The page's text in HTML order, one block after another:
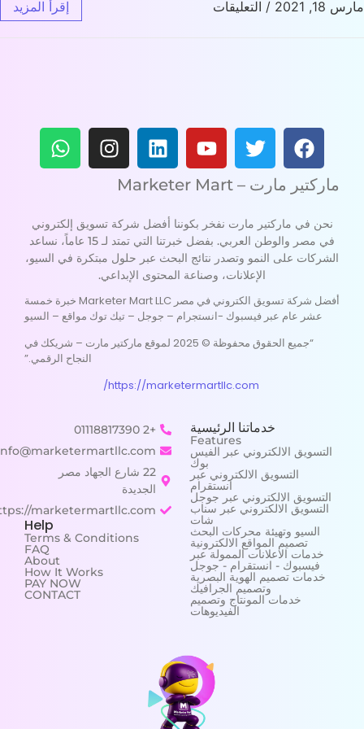
2021
/ التعليقات إقرأ المزيد
ماركتير مارت – Marketer Mart
نحن في ماركتير مارت نفخر بكوننا أفضل شركة تسويق إلكتروني
في مصر والوطن العربي. بفضل خبرتنا التي تمتد لـ 15 عاماً، نساعد
الشركات على النمو وتصدر نتائج البحث عبر حلول مبتكرة في السيو،
الإعلانات، وصناعة المحتوى الإبداعي.
أفضل شركة تسويق الكتروني في مصر Marketer Mart LLC خبرة خمسة
عشر عام عبر فيسبوك -انستجرام – جوجل – تيك توك مواقع – السيو
“جميع الحقوق محفوظة © 2025 لموقع ماركتير مارت – شريكك في
النجاح الرقمي.”
خدماتنا الرئيسية
Features
التسويق الالكتروني عبر الفيس
بوك
التسويق الالكتروني عبر
انستقرام
التسويق الالكتروني عبر جوجل
التسويق الالكتروني عبر سناب
شات
السيو وتهيئة محركات البحث
تصميم المواقع الالكترونية
خدمات الاعلانات الممولة عبر
فيسبوك - انستقرام - جوجل
خدمات تصميم الهوية البصرية
وتصميم الجرافيك
خدمات المونتاج وتصميم
الفيديوهات
+2 01118817390
info@marketermartllc.com
22 شارع الجهاد مصر
الجديدة
https://marketermartllc.com/
Help
Terms & Conditions
FAQ
About
How It Works
PAY NOW
CONTACT